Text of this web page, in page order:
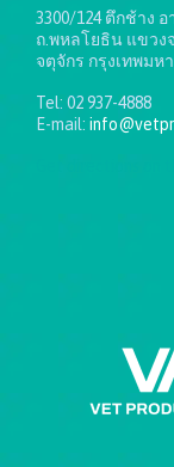
3300/124 ตึกช้าง
ถ.พหลโยธิน แขวง
จตุจักร กรุงเทพมห
Tel: 02 937-4888
E-mail: